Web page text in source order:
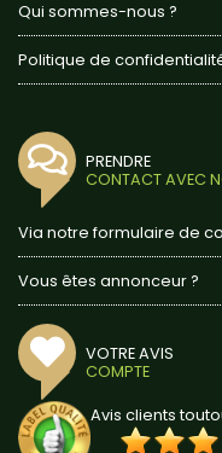
Qui sommes-nous ?
Politique de
PRENDRE
CONTACT AVEC
Via notre formulaire de
Vous êtes annonceur ?
VOTRE AVIS
COMPTE
Avis clients